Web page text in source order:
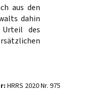
aus den
dahin
des
HRRS 2020 Nr. 975